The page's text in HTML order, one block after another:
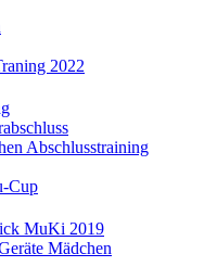
2022
Abschlusstraining
Cup
MuKi 2019
Mädchen